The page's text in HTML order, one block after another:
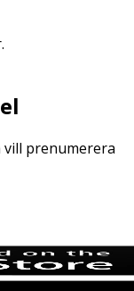
prenumerera